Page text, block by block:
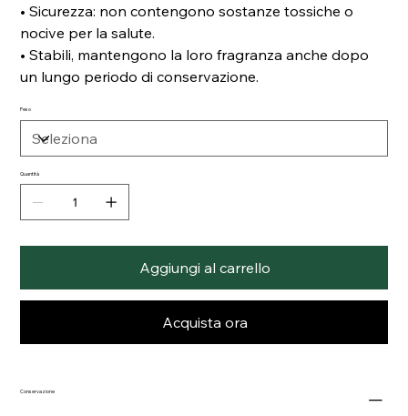
• Sicurezza: non contengono sostanze tossiche o
nocive per la salute.
• Stabili, mantengono la loro fragranza anche dopo
un lungo periodo di conservazione.
Peso
Quantità
Aggiungi al carrello
Acquista ora
Conservazione